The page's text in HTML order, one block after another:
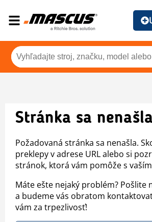
Stránka sa
Požadovaná stránka sa nenašla.
preklepy v adrese URL alebo si
stránok, ktorá vám pomôže s
Máte ešte nejaký problém? Pošlite
a budeme vás obratom
vám za trpezlivosť!